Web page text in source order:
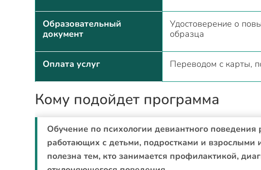
Образовательный
документ
Удостоверение о
образца
Оплата услуг Переводом с карты,
Кому подойдет программа
Обучение по психологии девиантного поведения
работающих с детьми, подростками и взрослыми
полезна тем, кто занимается профилактикой,